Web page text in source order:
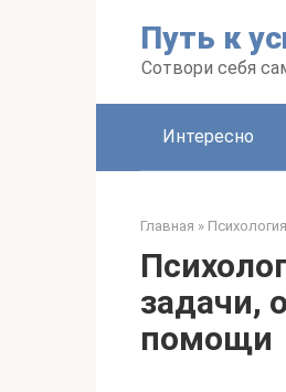
Путь к
Сотвори себя
Интересно
Главная » Психология
задачи,
помощи